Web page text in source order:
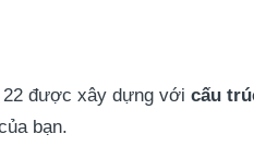
22 được xây dựng với cấu
bạn.